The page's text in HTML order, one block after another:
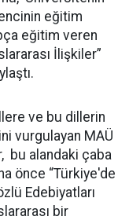
eğitim
eğitim veren
İlişkiler”
ve bu dillerin
vurgulayan MAÜ
bu alandaki çaba
önce “Türkiye'de
Edebiyatları
bir